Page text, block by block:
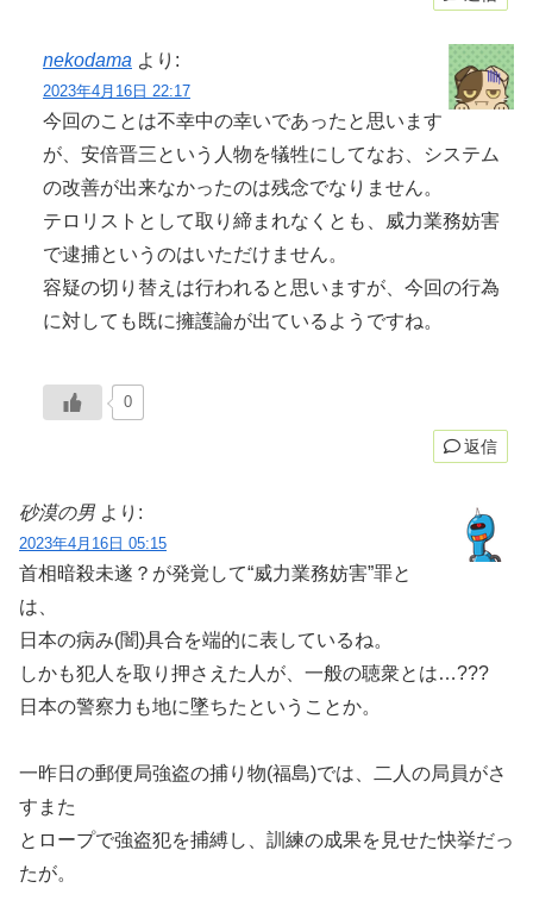
nekodama より:
2023年4月16日 22:17
今回のことは不幸中の幸いであったと思います
が、安倍晋三という人物を犠牲にしてなお、システム
の改善が出来なかったのは残念でなりません。
テロリストとして取り締まれなくとも、威力業務妨害
で逮捕というのはいただけません。
容疑の切り替えは行われると思いますが、今回の行為
に対しても既に擁護論が出ているようですね。
0
返信
砂漠の男 より:
2023年4月16日 05:15
首相暗殺未遂？が発覚して“威力業務妨害”罪と
は、
日本の病み(闇)具合を端的に表しているね。
しかも犯人を取り押さえた人が、一般の聴衆とは…???
日本の警察力も地に墜ちたということか。
一昨日の郵便局強盗の捕り物(福島)では、二人の局員がさ
すまた
とロープで強盗犯を捕縛し、訓練の成果を見せた快挙だっ
たが。